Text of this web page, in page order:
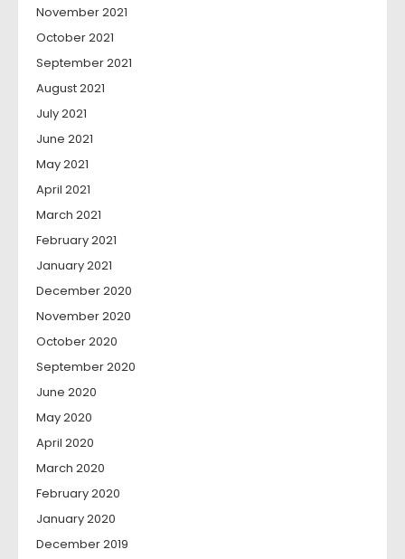
November 2021
October 2021
September 2021
August 2021
July 2021
June 2021
May 2021
April 2021
March 2021
February 2021
January 2021
December 2020
November 2020
October 2020
September 2020
June 2020
May 2020
April 2020
March 2020
February 2020
January 2020
December 2019